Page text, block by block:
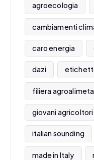
agroecologia
cambiamenti
caro energia
dazi
filiera
giovani agricoltori
italian sounding
made in Italy